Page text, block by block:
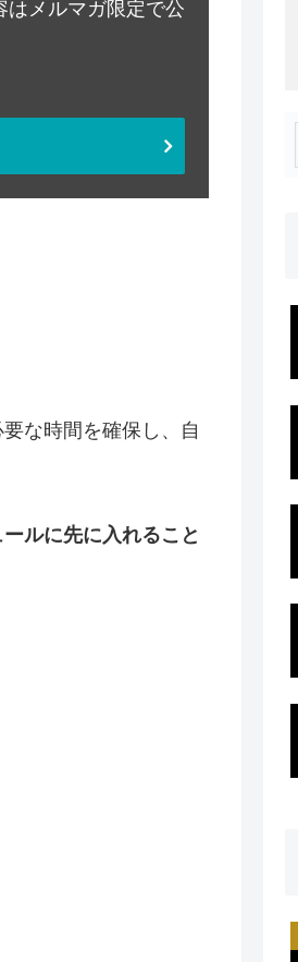
はメルマガ限定で公
な時間を確保し、自
ルに先に入れること